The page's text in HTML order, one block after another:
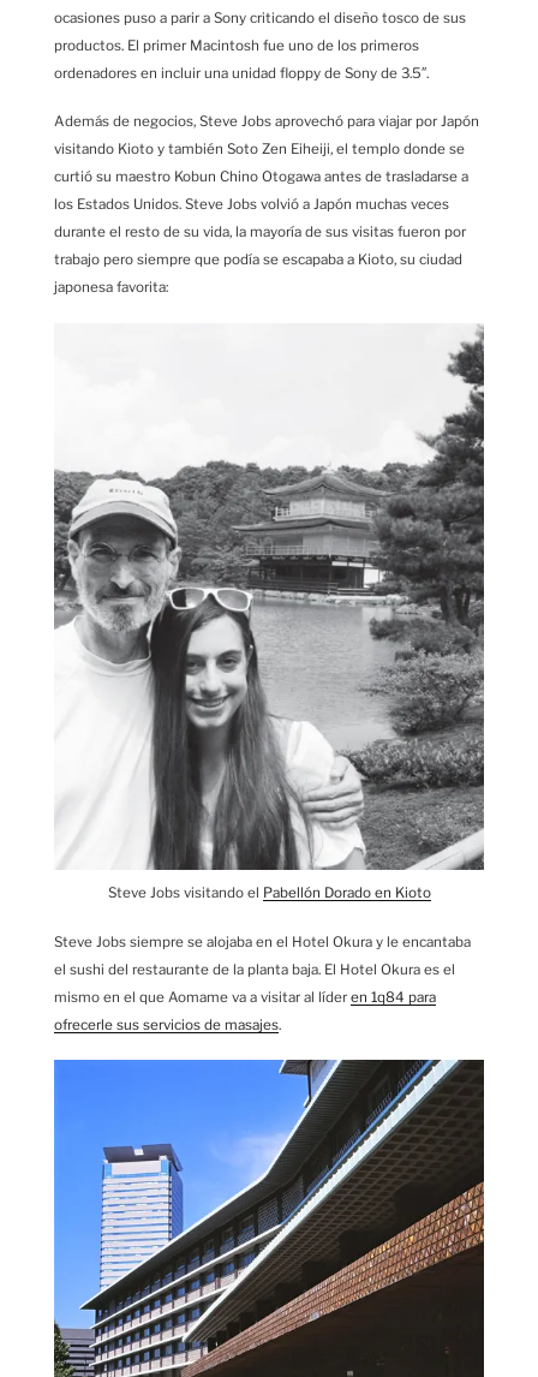
ocasiones puso a parir a Sony criticando el diseño tosco de sus
productos. El primer Macintosh fue uno de los primeros
ordenadores en incluir una unidad floppy de Sony de 3.5″.
Además de negocios, Steve Jobs aprovechó para viajar por Japón
visitando Kioto y también Soto Zen Eiheiji, el templo donde se
curtió su maestro Kobun Chino Otogawa antes de trasladarse a
los Estados Unidos. Steve Jobs volvió a Japón muchas veces
durante el resto de su vida, la mayoría de sus visitas fueron por
trabajo pero siempre que podía se escapaba a Kioto, su ciudad
japonesa favorita:
Steve Jobs visitando el Pabellón Dorado en Kioto
Steve Jobs siempre se alojaba en el Hotel Okura y le encantaba
el sushi del restaurante de la planta baja. El Hotel Okura es el
mismo en el que Aomame va a visitar al líderen 1q84 para
ofrecerle sus servicios de masajes.